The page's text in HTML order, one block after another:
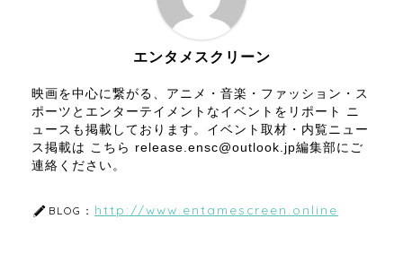
エンタメスクリーン
映画を中心に繋がる、アニメ・音楽・ファッション・ス
ポーツとエンターテイメントなイベントをリポート ニ
ュースも掲載しております。イベント取材・内覧ニュー
ス掲載は こちら release.ensc@outlook.jp編集部にご
連絡ください。
BLOG： http://www.entamescreen.online